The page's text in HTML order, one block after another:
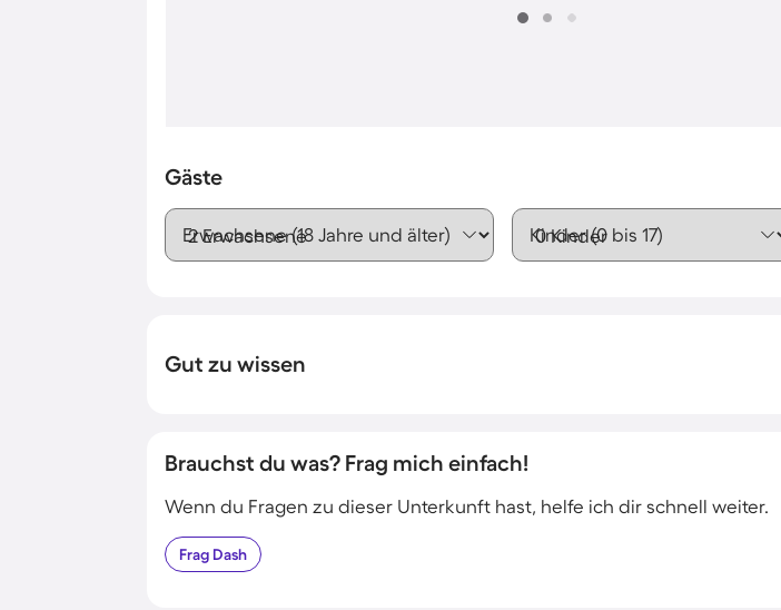
Gäste
Erwachsene (18 Jahre und älter) Kinder (0 bis 17)
Gut zu wissen
Brauchst du was? Frag mich einfach!
Wenn du Fragen zu dieser Unterkunft hast, helfe ich dir schnell weiter.
FragDash